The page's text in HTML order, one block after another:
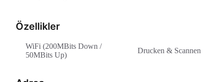
Özellikler
WiFi (200MBits Down /
50MBits Up)
Drucken & Scannen